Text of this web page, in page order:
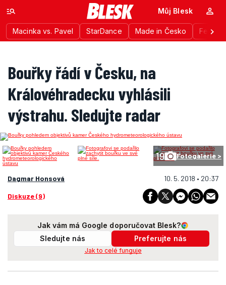
Macinka vs. Pavel StarDance Made in Česko
Můj Blesk
Bouřky řádí v Česku, na
Královéhradecku vyhlásili
výstrahu. Sledujte radar
19 Fotogalerie >
Dagmar Honsová 10. 5. 2018 • 20:37
Diskuze (9)
Jak vám má Google doporučovat Blesk?
Sledujte nás
Preferujte nás
Jak to celé funguje